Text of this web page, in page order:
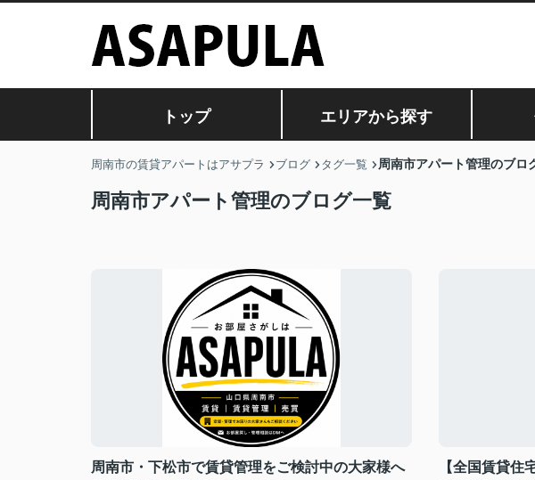
トップ エリアから探す
周南市の賃貸アパートはアサプラ ブログ タグ一覧 周南市アパート管理のブロ
周南市アパート管理のブログ一覧
周南市・下松市で賃貸管理をご検討中の大家様へ
【全国賃貸住